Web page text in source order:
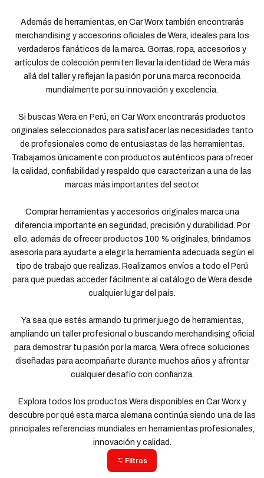
Además de herramientas, en Car Worx también encontrarás
merchandising y accesorios oficiales de Wera, ideales para los
verdaderos fanáticos de la marca. Gorras, ropa, accesorios y
artículos de colección permiten llevar la identidad de Wera más
allá del taller y reflejan la pasión por una marca reconocida
mundialmente por su innovación y excelencia.
Si buscas Wera en Perú, en Car Worx encontrarás productos
originales seleccionados para satisfacer las necesidades tanto
de profesionales como de entusiastas de las herramientas.
Trabajamos únicamente con productos auténticos para ofrecer
la calidad, confiabilidad y respaldo que caracterizan a una de las
marcas más importantes del sector.
Comprar herramientas y accesorios originales marca una
diferencia importante en seguridad, precisión y durabilidad. Por
ello, además de ofrecer productos 100 % originales, brindamos
asesoría para ayudarte a elegir la herramienta adecuada según el
tipo de trabajo que realizas. Realizamos envíos a todo el Perú
para que puedas acceder fácilmente al catálogo de Wera desde
cualquier lugar del país.
Ya sea que estés armando tu primer juego de herramientas,
ampliando un taller profesional o buscando merchandising oficial
para demostrar tu pasión por la marca, Wera ofrece soluciones
diseñadas para acompañarte durante muchos años y afrontar
cualquier desafío con confianza.
Explora todos los productos Wera disponibles en Car Worx y
descubre por qué esta marca alemana continúa siendo una de las
principales referencias mundiales en herramientas profesionales,
innovación y calidad.
Filtros